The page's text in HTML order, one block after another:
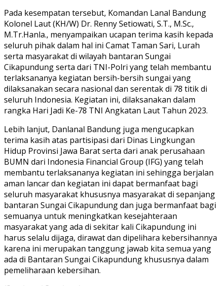
Pada kesempatan tersebut, Komandan Lanal Bandung
Kolonel Laut (KH/W) Dr. Renny Setiowati, S.T., M.Sc.,
M.Tr.Hanla., menyampaikan ucapan terima kasih kepada
seluruh pihak dalam hal ini Camat Taman Sari, Lurah
serta masyarakat di wilayah bantaran Sungai
Cikapundung serta dari TNI-Polri yang telah membantu
terlaksananya kegiatan bersih-bersih sungai yang
dilaksanakan secara nasional dan serentak di 78 titik di
seluruh Indonesia. Kegiatan ini, dilaksanakan dalam
rangka Hari Jadi Ke-78 TNI Angkatan Laut Tahun 2023.
Lebih lanjut, Danlanal Bandung juga mengucapkan
terima kasih atas partisipasi dari Dinas Lingkungan
Hidup Provinsi Jawa Barat serta dari anak perusahaan
BUMN dari Indonesia Financial Group (IFG) yang telah
membantu terlaksananya kegiatan ini sehingga berjalan
aman lancar dan kegiatan ini dapat bermanfaat bagi
seluruh masyarakat khususnya masyarakat di sepanjang
bantaran Sungai Cikapundung dan juga bermanfaat bagi
semuanya untuk meningkatkan kesejahteraan
masyarakat yang ada di sekitar kali Cikapundung ini
harus selalu dijaga, dirawat dan dipelihara kebersihannya
karena ini merupakan tanggung jawab kita semua yang
ada di Bantaran Sungai Cikapundung khususnya dalam
pemeliharaan kebersihan.